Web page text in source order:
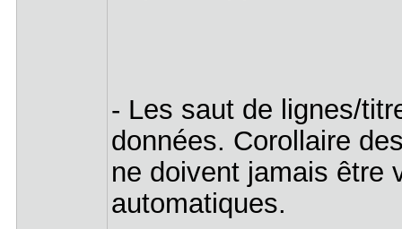
- Les saut de lignes/
données. Corollaire
ne doivent jamais être
automatiques.